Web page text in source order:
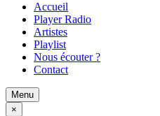
Accueil
Player Radio
Artistes
Playlist
Nous écouter ?
Contact
Menu
×